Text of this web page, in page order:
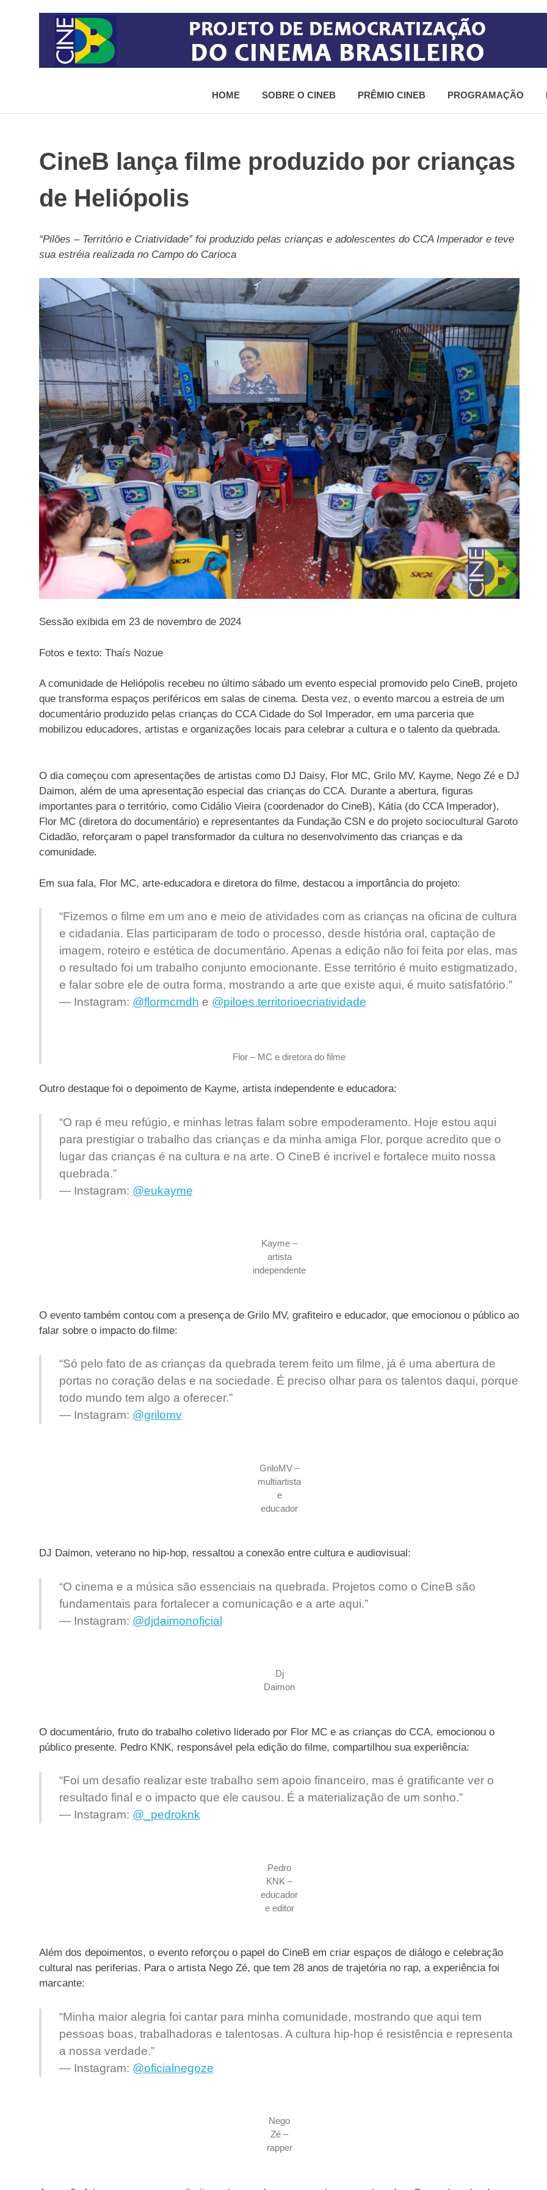
brasileiro
HOME SOBRE O CINEB PRÊMIO CINEB PROGRAMAÇÃO
CineB lança filme produzido por crianças
de Heliópolis
“Pilões – Território e Criatividade” foi produzido pelas crianças e adolescentes do CCA Imperador e teve
sua estréia realizada no Campo do Carioca
Sessão exibida em 23 de novembro de 2024
Fotos e texto: Thaís Nozue
A comunidade de Heliópolis recebeu no último sábado um evento especial promovido pelo CineB, projeto
que transforma espaços periféricos em salas de cinema. Desta vez, o evento marcou a estreia de um
documentário produzido pelas crianças do CCA Cidade do Sol Imperador, em uma parceria que
mobilizou educadores, artistas e organizações locais para celebrar a cultura e o talento da quebrada.
O dia começou com apresentações de artistas como DJ Daisy, Flor MC, Grilo MV, Kayme, Nego Zé e DJ
Daimon, além de uma apresentação especial das crianças do CCA. Durante a abertura, figuras
importantes para o território, como Cidálio Vieira (coordenador do CineB), Kátia (do CCA Imperador),
Flor MC (diretora do documentário) e representantes da Fundação CSN e do projeto sociocultural Garoto
Cidadão, reforçaram o papel transformador da cultura no desenvolvimento das crianças e da
comunidade.
Em sua fala, Flor MC, arte-educadora e diretora do filme, destacou a importância do projeto:
“Fizemos o filme em um ano e meio de atividades com as crianças na oficina de cultura
e cidadania. Elas participaram de todo o processo, desde história oral, captação de
imagem, roteiro e estética de documentário. Apenas a edição não foi feita por elas, mas
o resultado foi um trabalho conjunto emocionante. Esse território é muito estigmatizado,
e falar sobre ele de outra forma, mostrando a arte que existe aqui, é muito satisfatório.”
— Instagram: @flormcmdh e @piloes.territorioecriatividade
Flor – MC e diretora do filme
Outro destaque foi o depoimento de Kayme, artista independente e educadora:
“O rap é meu refúgio, e minhas letras falam sobre empoderamento. Hoje estou aqui
para prestigiar o trabalho das crianças e da minha amiga Flor, porque acredito que o
lugar das crianças é na cultura e na arte. O CineB é incrível e fortalece muito nossa
quebrada.”
— Instagram: @eukayme
Kayme –
artista
independente
O evento também contou com a presença de Grilo MV, grafiteiro e educador, que emocionou o público ao
falar sobre o impacto do filme:
“Só pelo fato de as crianças da quebrada terem feito um filme, já é uma abertura de
portas no coração delas e na sociedade. É preciso olhar para os talentos daqui, porque
todo mundo tem algo a oferecer.”
— Instagram: @grilomv
GriloMV –
multiartista
e
educador
DJ Daimon, veterano no hip-hop, ressaltou a conexão entre cultura e audiovisual:
“O cinema e a música são essenciais na quebrada. Projetos como o CineB são
fundamentais para fortalecer a comunicação e a arte aqui.”
— Instagram: @djdaimonoficial
Dj
Daimon
O documentário, fruto do trabalho coletivo liderado por Flor MC e as crianças do CCA, emocionou o
público presente. Pedro KNK, responsável pela edição do filme, compartilhou sua experiência:
“Foi um desafio realizar este trabalho sem apoio financeiro, mas é gratificante ver o
resultado final e o impacto que ele causou. É a materialização de um sonho.”
— Instagram: @_pedroknk
Pedro
KNK –
educador
e editor
Além dos depoimentos, o evento reforçou o papel do CineB em criar espaços de diálogo e celebração
cultural nas periferias. Para o artista Nego Zé, que tem 28 anos de trajetória no rap, a experiência foi
marcante:
“Minha maior alegria foi cantar para minha comunidade, mostrando que aqui tem
pessoas boas, trabalhadoras e talentosas. A cultura hip-hop é resistência e representa
a nossa verdade.”
— Instagram: @oficialnegoze
Nego
Zé –
rapper